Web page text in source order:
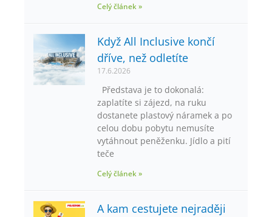
Celý článek »
Když All Inclusive končí
dříve, než odletíte
17.6.2026
Představa je to dokonalá:
zaplatíte si zájezd, na ruku
dostanete plastový náramek a po
celou dobu pobytu nemusíte
vytáhnout peněženku. Jídlo a pití
teče
Celý článek »
A kam cestujete nejraději